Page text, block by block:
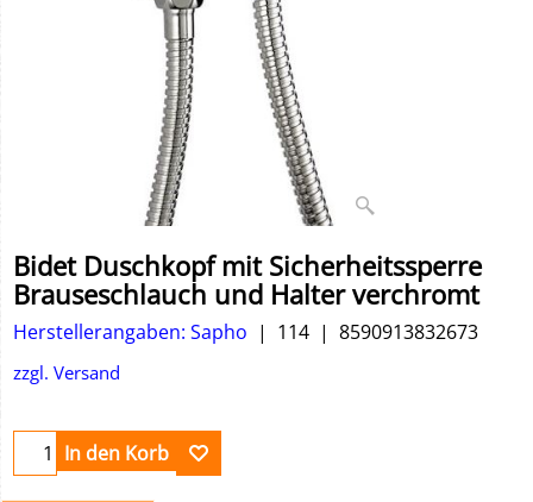
Bidet Duschkopf mit Sicherheitssperre
Brauseschlauch und Halter verchromt
Herstellerangaben: Sapho 114 8590913832673
zzgl. Versand
In den Korb